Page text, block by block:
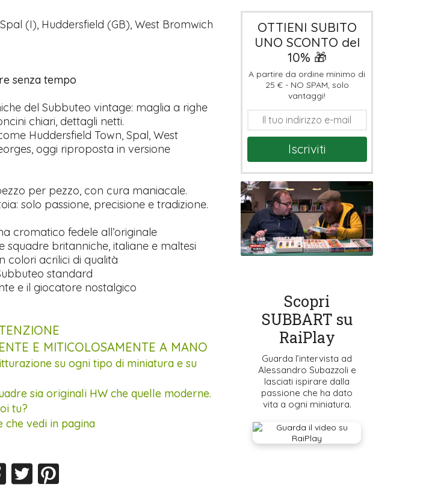
(I), Huddersfield (GB), West Bromwich
senza tempo
del Subbuteo vintage: maglia a righe
chiari, dettagli netti.
Huddersfield Town, Spal, West
oggi riproposta in versione
per pezzo, con cura maniacale.
solo passione, precisione e tradizione.
cromatico fedele all’originale
britanniche, italiane e maltesi
colori acrilici di qualità
standard
e il giocatore nostalgico
E MITICOLOSAMENTE A MANO
su ogni tipo di miniatura e su
sia originali HW che quelle moderne.
tu?
che vedi in pagina
OTTIENI SUBITO
UNO SCONTO del
10% 🎁
A partire da ordine minimo di
25 € - NO SPAM, solo
vantaggi!
Iscriviti
Scopri
SUBBART su
RaiPlay
Guarda l’intervista ad
Alessandro Subazzoli e
lasciati ispirare dalla
passione che ha dato
vita a ogni miniatura.